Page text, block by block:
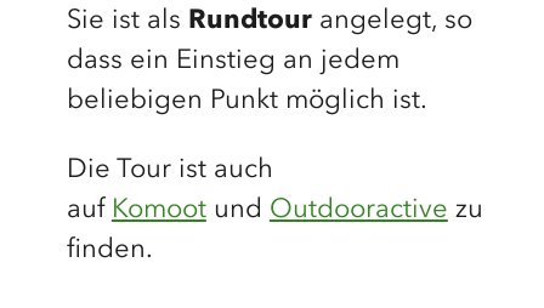
Sie ist als Rundtourangelegt, so
dass ein Einstieg an jedem
beliebigen Punkt möglich ist.
Die Tour ist auch
auf Komootund Outdooractive zu
finden.